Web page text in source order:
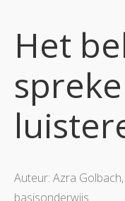
prijzen
Blog
Het
Auteur: Azra
basisonderwijs